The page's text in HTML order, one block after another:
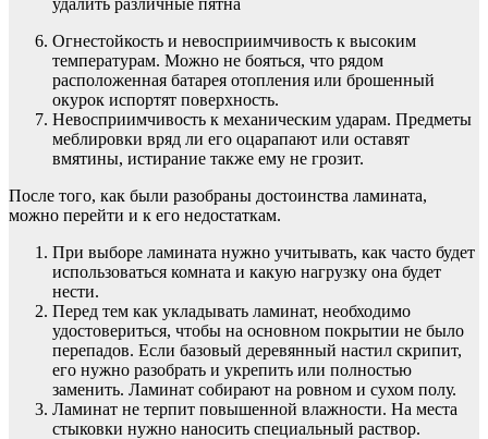
Огнестойкость и невосприимчивость к высоким
температурам. Можно не бояться, что рядом
расположенная батарея отопления или брошенный
окурок испортят поверхность.
Невосприимчивость к механическим ударам. Предметы
меблировки вряд ли его оцарапают или оставят
вмятины, истирание также ему не грозит.
После того, как были разобраны достоинства ламината,
можно перейти и к его недостаткам.
При выборе ламината нужно учитывать, как часто будет
использоваться комната и какую нагрузку она будет
нести.
Перед тем как укладывать ламинат, необходимо
удостовериться, чтобы на основном покрытии не было
перепадов. Если базовый деревянный настил скрипит,
его нужно разобрать и укрепить или полностью
заменить. Ламинат собирают на ровном и сухом полу.
Ламинат не терпит повышенной влажности. На места
стыковки нужно наносить специальный раствор.